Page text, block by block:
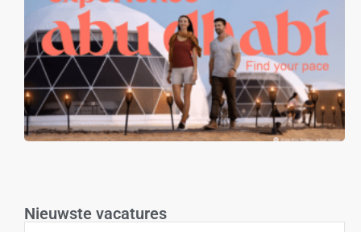
Nieuwste vacatures